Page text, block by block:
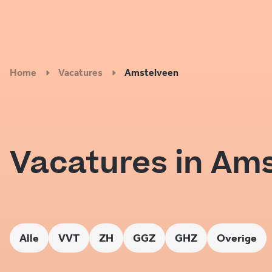
Home Vacatures Amstelveen
Vacatures in
Alle VVT ZH GGZ GHZ Overige